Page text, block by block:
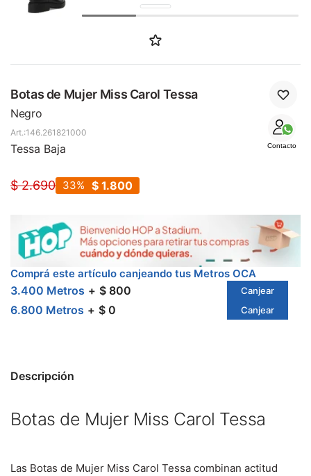
Botas de Mujer Miss Carol Tessa
Negro
Contacto
146.261821000
Tessa Baja
$ 2.690 $ 1.800
33
Comprá este artículo canjeando tus Metros OCA
3.400 Metros $ 800 Canjear
6.800 Metros $ 0 Canjear
Descripción
Botas de Mujer Miss Carol Tessa
Las Botas de Mujer Miss Carol Tessa combinan actitud